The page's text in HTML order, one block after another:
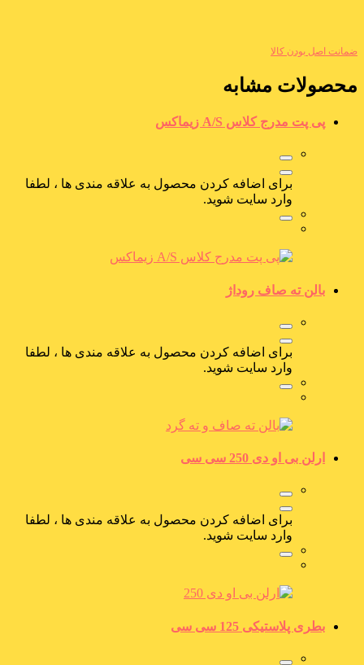
ضمانت اصل بودن کالا
محصولات مشابه
پی پت مدرج کلاس A/S زیماکس
برای اضافه کردن محصول به علاقه مندی ها ، لطفا
وارد سایت شوید.
بالن ته صاف روداژ
برای اضافه کردن محصول به علاقه مندی ها ، لطفا
وارد سایت شوید.
ارلن بی او دی 250 سی سی
برای اضافه کردن محصول به علاقه مندی ها ، لطفا
وارد سایت شوید.
بطری پلاستیکی 125 سی سی